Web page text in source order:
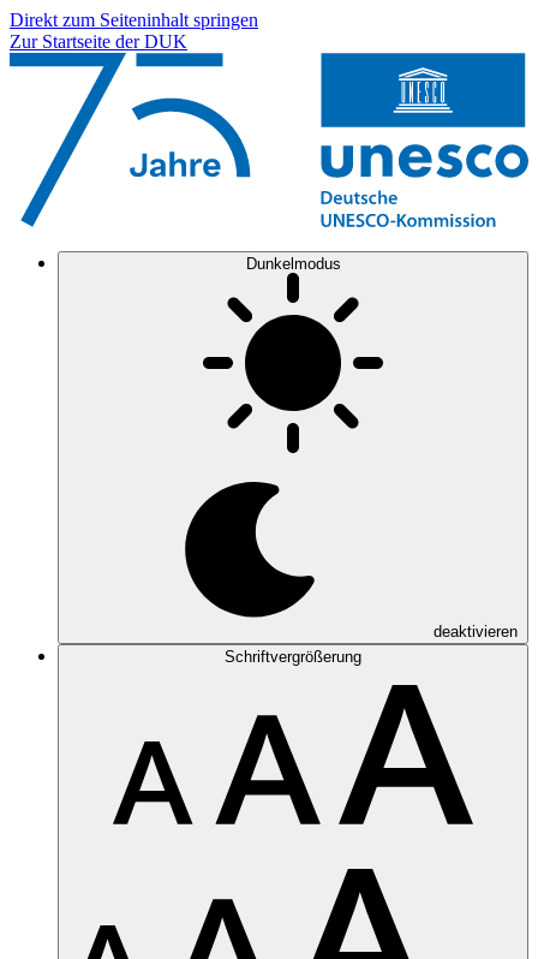
Direkt zum Seiteninhalt springen
Zur Startseite der DUK
Dunkelmodus
deaktivieren
Schriftvergrößerung